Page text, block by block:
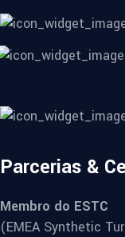
Parcerias &
Membro do ESTC
(EMEA Synthetic